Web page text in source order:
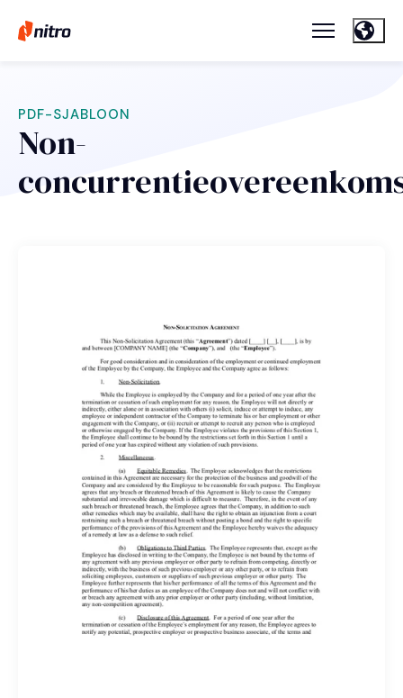
PDF-SJABLOON
Non-